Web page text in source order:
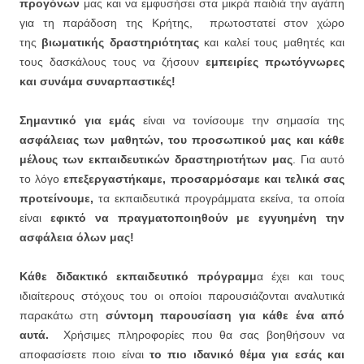
προγόνων μας και να εμφυσήσει στα μικρά παιδιά την αγάπη
για τη παράδοση της Κρήτης, πρωτοστατεί στον χώρο
της βιωματικής δραστηριότηταςκαι καλεί τους μαθητές και
τους δασκάλους τους να ζήσουν εμπειρίες πρωτόγνωρες
και συνάμα συναρπαστικές!
Σημαντικό για εμάς είναι να τονίσουμε την σημασία της
ασφάλειας των μαθητών, του προσωπικού μας και κάθε
μέλους των εκπαιδευτικών δραστηριοτήτων μας. Για αυτό
το λόγο επεξεργαστήκαμε, προσαρμόσαμε και τελικά σας
προτείνουμε, τα εκπαιδευτικά προγράμματα εκείνα, τα οποία
είναι εφικτό να πραγματοποιηθούν με εγγυημένη την
ασφάλεια όλων μας!
Κάθε διδακτικό εκπαιδευτικό πρόγραμμα έχει και τους
ιδιαίτερους στόχους του οι οποίοι παρουσιάζονται αναλυτικά
παρακάτω στη σύντομη παρουσίαση για κάθε ένα από
αυτά.
Χρήσιμες πληροφορίες που θα σας βοηθήσουν να
αποφασίσετε ποιο είναιτο πιο ιδανικό θέμα για εσάς και